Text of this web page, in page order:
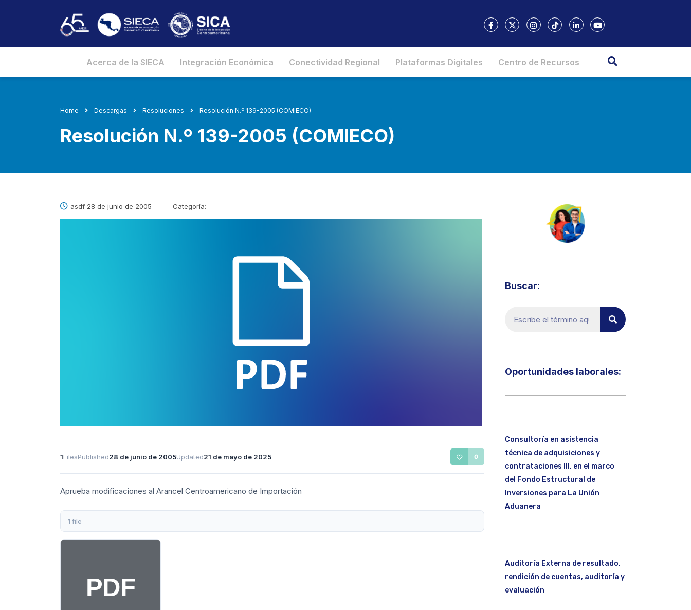
Acerca de la SIECA Integración Económica Conectividad Regional Plataformas Digitales Centro de Recursos
Home Descargas Resoluciones Resolución N.º 139-2005 (COMIECO)
Resolución N.º 139-2005 (COMIECO)
asdf 28 de junio de 2005 Categoría:
1FilesPublished28 de junio de 2005Updated21 de mayo de 2025 0
Aprueba modificaciones al Arancel Centroamericano de Importación
1 file
Buscar:
Oportunidades laborales:​
Consultoría en asistencia
técnica de adquisiciones y
contrataciones III, en el marco
del Fondo Estructural de
Inversiones para La Unión
Aduanera
Auditoría Externa de resultado,
rendición de cuentas, auditoría y
evaluación